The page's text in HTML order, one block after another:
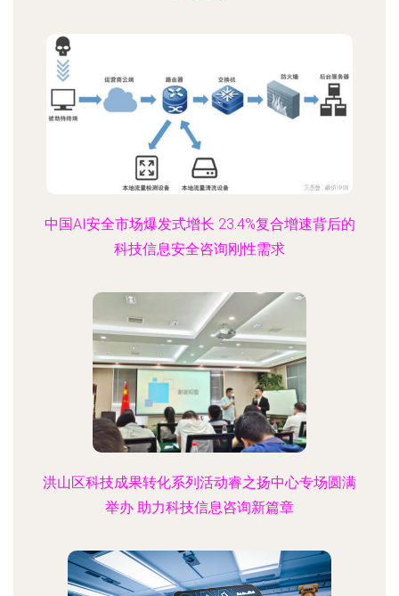
中国AI安全市场爆发式增长 23.4%复合增速背后的
科技信息安全咨询刚性需求
洪山区科技成果转化系列活动睿之扬中心专场圆满
举办 助力科技信息咨询新篇章